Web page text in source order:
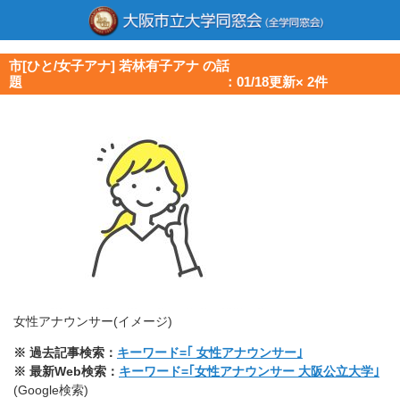
市[ひと/女子アナ] 若林有子アナ の話
題 ：01/18更新× 2件
女性アナウンサー(イメージ)
※ 過去記事検索： キーワード=｢ 女性アナウンサー｣
※ 最新Web検索： キーワード=｢女性アナウンサー 大阪公立大学｣
(Google検索)